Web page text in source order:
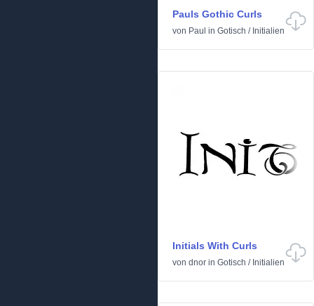
Pauls Gothic Curls
von Paul in Gotisch / Initialien
Initials With Curls
von dnor in Gotisch / Initialien